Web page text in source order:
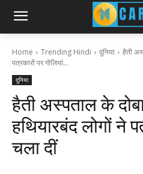
Home Trending Hindi दुनिया
हैती
पत्रकारों पर गोलियां...
दुनिया
हैती अस्पताल के
हथियारबंद लोगों ने
चला दीं